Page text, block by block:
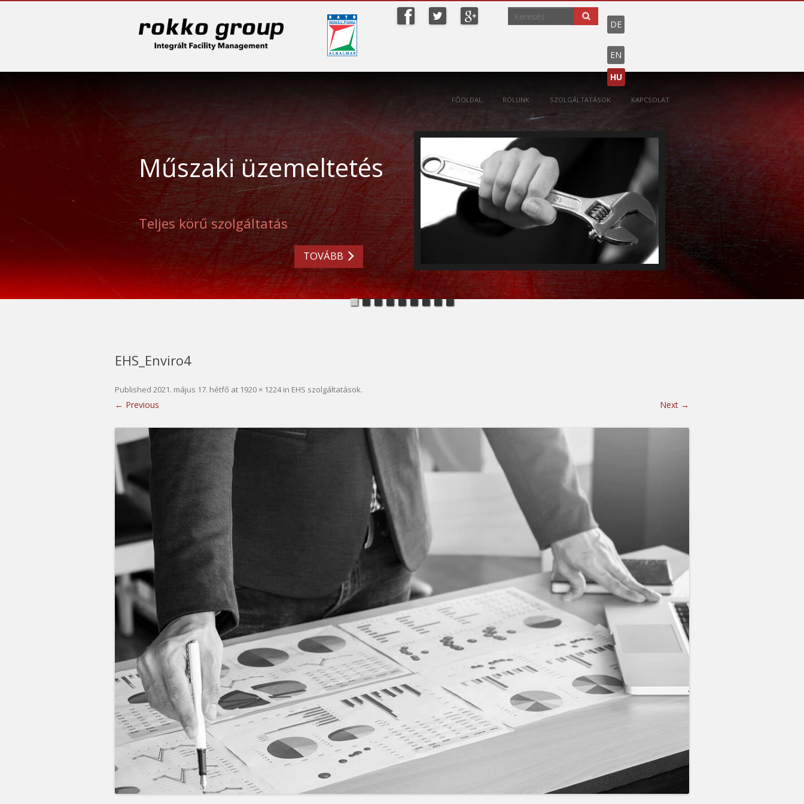
DE
EN
HU
FŐOLDAL RÓLUNK SZOLGÁLTATÁSOK
MŰSZAKI ÜZEMELTETÉS
TAKARÍTÁS
BIZTONSÁGI SZOLGÁLTATÁS
KERTÉSZET
ÉTKEZTETÉS
KAPCSOLAT
Műszaki üzemeltetés
Teljes körű szolgáltatás
TOVÁBB
EHS_Enviro4
Published 2021. május 17. hétfő at 1920 × 1224in EHS szolgáltatások.
← Previous Next →